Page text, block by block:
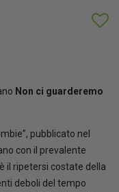
Non ci guarderemo
pubblicato nel
con il prevalente
il ripetersi costate della
deboli del tempo